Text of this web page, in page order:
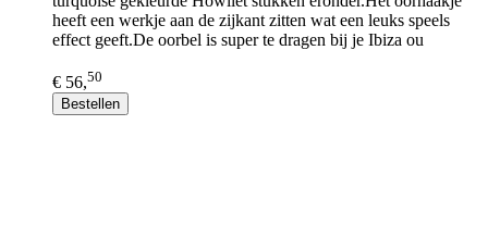
heeft een werkje aan de zijkant zitten wat een leuks speels
effect geeft.De oorbel is super te dragen bij je Ibiza ou
€ 56,50
Bestellen